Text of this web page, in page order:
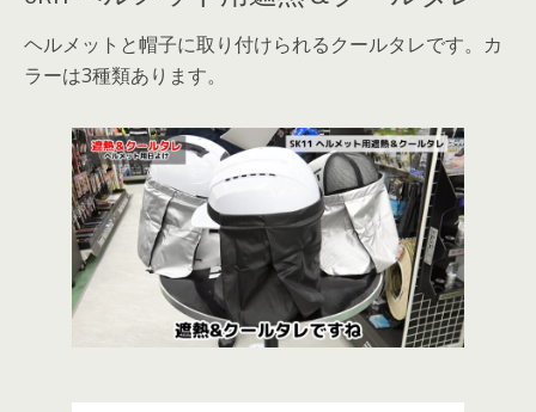
ヘルメットと帽子に取り付けられるクールタレです。カ
ラーは3種類あります。